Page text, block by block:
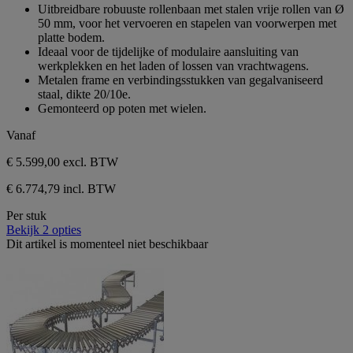
sterren.
Uitbreidbare robuuste rollenbaan met stalen vrije rollen van Ø
50 mm, voor het vervoeren en stapelen van voorwerpen met
platte bodem.
Ideaal voor de tijdelijke of modulaire aansluiting van
werkplekken en het laden of lossen van vrachtwagens.
Metalen frame en verbindingsstukken van gegalvaniseerd
staal, dikte 20/10e.
Gemonteerd op poten met wielen.
Vanaf
€ 5.599,00 excl. BTW
€ 6.774,79 incl. BTW
Per stuk
Bekijk 2 opties
Dit artikel is momenteel niet beschikbaar